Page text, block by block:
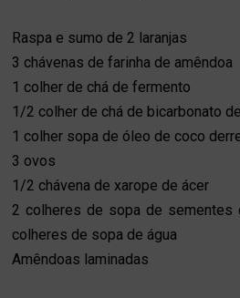
Raspa e sumo de 2 laranjas
3 chávenas de farinha de amêndoa
1 colher de chá de fermento
1/2 colher de chá de bicarbonato
1 colher sopa de óleo de coco
3 ovos
1/2 chávena de xarope de ácer
2 colheres de sopa de sementes
colheres de sopa de água
Amêndoas laminadas